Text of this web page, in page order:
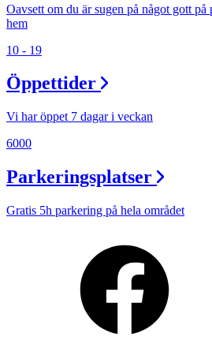
Oavsett om du är sugen på något gott
hem
10 - 19
Öppettider
Vi har öppet 7 dagar i veckan
6000
Parkeringsplatser
Gratis 5h parkering på hela området